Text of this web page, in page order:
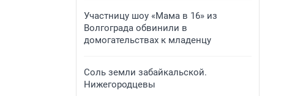
Участницу шоу «Мама в 16» из
Волгограда обвинили в
домогательствах к младенцу
Соль земли забайкальской.
Нижегородцевы